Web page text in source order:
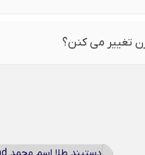
تغییر می کنن؟